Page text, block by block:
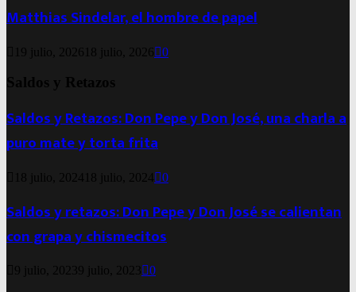
Matthias Sindelar, el hombre de papel
19 julio, 2026 18 julio, 2026 0
Saldos y Retazos
Saldos y Retazos: Don Pepe y Don José, una charla a
puro mate y torta frita
18 julio, 2024 18 julio, 2024 0
Saldos y retazos: Don Pepe y Don José se calientan
con grapa y chismecitos
9 julio, 20239 julio, 2023 0